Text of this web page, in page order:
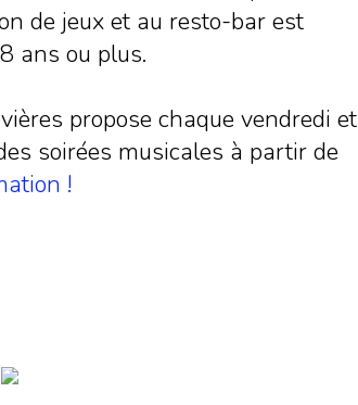
de jeux et au resto-bar est
ans ou plus.
propose chaque vendredi et
soirées musicales à partir de
!